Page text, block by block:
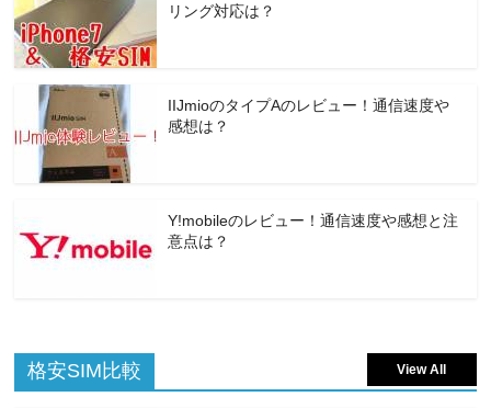
リング対応は？
IIJmioのタイプAのレビュー！通信速度や
感想は？
Y!mobileのレビュー！通信速度や感想と注
意点は？
格安SIM比較 View All